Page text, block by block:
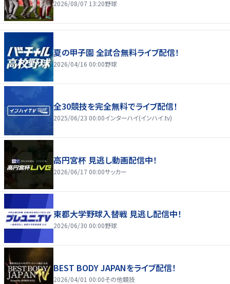
2026/08/07 13:20野球
夏の甲子園 全試合無料ライブ配信！
2026/04/16 00:00野球
全30競技を完全無料でライブ配信！
2025/06/23 00:00インターハイ(インハイ.tv)
高円宮杯 見逃し動画配信中！
2026/06/17 00:00サッカー
東都大学野球入替戦 見逃し配信中！
2026/06/30 00:00野球
BEST BODY JAPANをライブ配信！
2026/04/01 00:00その他競技